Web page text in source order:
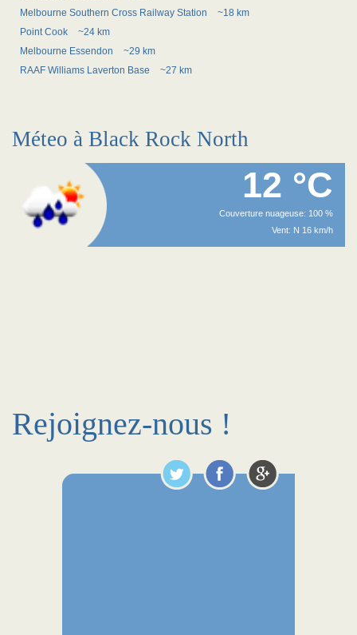
Melbourne Southern Cross Railway Station
~18 km
Point Cook
~24 km
Melbourne Essendon
~29 km
RAAF Williams Laverton Base
~27 km
Méteo à Black Rock North
12 °C
Couverture nuageuse: 100 %
Vent: N 16 km/h
Rejoignez-nous !